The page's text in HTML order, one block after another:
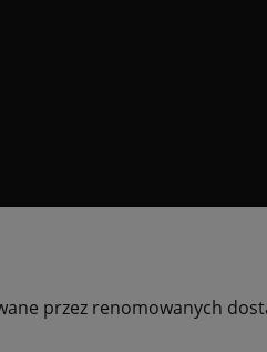
przez renomowanych